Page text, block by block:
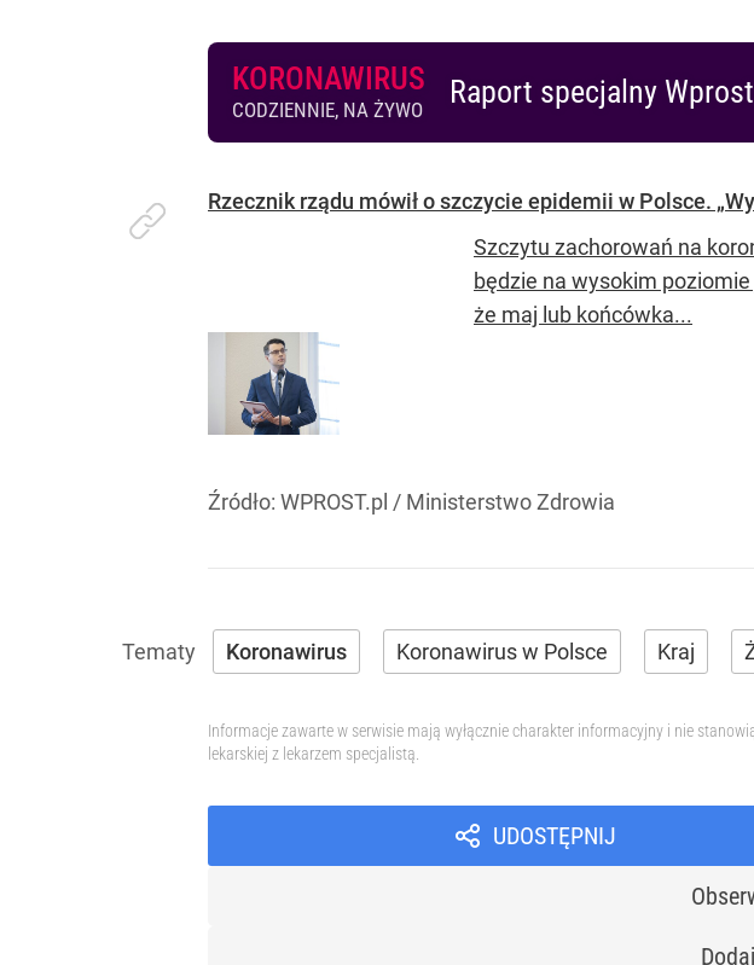
KORONAWIRUS
CODZIENNIE, NA ŻYWO Raport specjalny
Rzecznik rządu mówił o szczycie epidemii w Polsce.
Szczytu zachorowań na
będzie na wysokim poziomie
że maj lub końcówka...
Źródło: WPROST.pl / Ministerstwo Zdrowia
Koronawirus Koronawirus w Polsce Kraj
Informacje zawarte w serwisie mają wyłącznie charakter informacyjny i nie
lekarskiej z lekarzem specjalistą.
UDOSTĘPNIJ